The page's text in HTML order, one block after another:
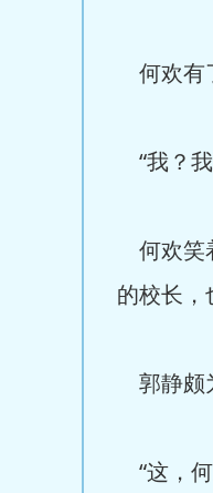
何欢有
“我？
何欢笑
的校长，
郭静颇
“这，